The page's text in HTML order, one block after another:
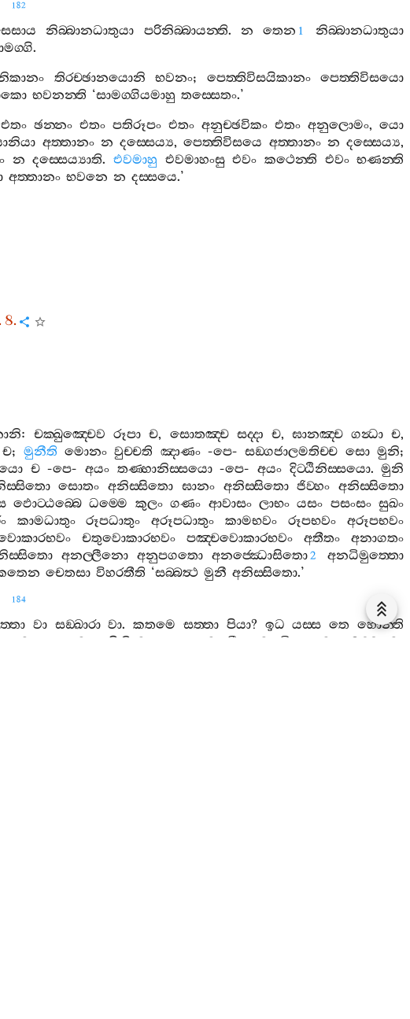
182
නිබ‍්බානධාතුයා පරිනිබ‍්බායන‍්ති. න තෙන 1
නිබ‍්බානධාතුයා
.
තිරච‍්ඡානයොනි භවනං; පෙත‍්තිවිසයිකානං
පෙත‍්තිවිසයො
භවනන‍්ති ‘සාමග‍්ගියමාහු තස‍්සෙතං.’
එතං ඡන‍්නං එතං පතිරූපං එතං අනුච‍්ඡවිකං එතං අනුලොමං,යො
අත‍්තානං න දස‍්සෙය්‍ය,පෙත‍්තිවිසයෙ අත‍්තානං න දස‍්සෙය්‍ය,
න දස‍්සෙය්‍යාති. එවමාහු එවමාහංසු එවං කථෙන‍්ති එවං භණන‍්ති
අත‍්තානං භවනෙ න දස‍්සයෙ.’
8.
:චක‍්ඛුඤ‍්චෙව රූපා ච, සොතඤ‍්ච සද‍්දා ච, ඝානඤ‍්ච ගන්‍ධා ච,
ච; මුනීති මොනං වුච‍්චති ඤාණං-පෙ-සඞ‍්ගජාලමතිච‍්ච සො මුනි;
ච-පෙ- අයං තණ‍්හානිස‍්සයො-පෙ- අයං දිට‍්ඨිනිස‍්සයො.මුනි
සොතං අනිස‍්සිතො ඝානං අනිස‍්සිතො ජිව‍්හං අනිස‍්සිතො
ඵොට‍්ඨබ‍්බෙ ධම‍්මෙ කුලං ගණං ආවාසං ලාභං යසං පසංසං සුඛං
කාමධාතුං රූපධාතුං අරූපධාතුං කාමභවං රූපභවං
අරූපභවං
චතුවොකාරභවං පඤ‍්චවොකාරභවං අතීතං
අනාගතං
අනල‍්ලීනො අනුපගතො අනජ‍්ඣොසිතො2
අනධිමුත‍්තො
චෙතසා විහරතීති ‘සබ‍්බත්‍ථ මුනී අනිස‍්සිතො.’
184
වා සඞ‍්ඛාරා වා.කතමෙ සත‍්තා පියා? ඉධ යස‍්ස තෙ හොන‍්ති
වා වා භගිනී වා වා ධීතා වා මිත‍්තා වා අමච‍්චා
වා